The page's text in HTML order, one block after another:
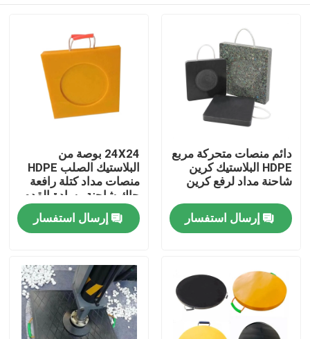
بيت
منتجات
جولة في المعمل
دائم منصات متحركة مربع
HDPE البلاستيك كرين
شاحنة مداد لرفع كرين
إرسال استفسار
24X24 بوصة من
البلاستيك الصلب HDPE
منصات مداد كتلة رافعة
جاك شاحنة وسادة القدم
إرسال استفسار